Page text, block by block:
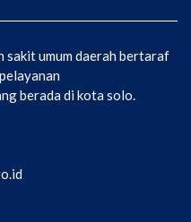
sakit umum daerah bertaraf
berada di kota solo.